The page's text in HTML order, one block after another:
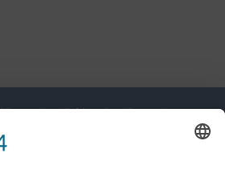
Cookies und
zur Integration
Wenn Sie auf den Button "Alles